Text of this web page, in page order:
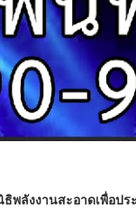
พลังงานสะอาดเพื่อป